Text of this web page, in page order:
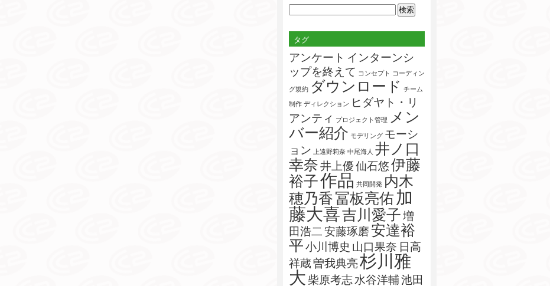
タグ
アンケート インターンシ
ップを終えて
コンセプト コーディン
グ規約 ダウンロード チーム
制作 ディレクション
ヒダヤト・リ
アンティ
プロジェクト管理
メン
バー紹介 モデリング モーシ
ョン
上遠野莉奈 中尾海人 井ノ口
幸奈井上優仙石悠伊藤
裕子作品 共同開発 内木
穂乃香冨板亮佑 加
藤大喜吉川愛子増
田浩二安藤琢磨 安達裕
平小川博史 山口果奈 日高
祥蔵曽我典亮杉川雅
大 柴原考志水谷洋輔池田